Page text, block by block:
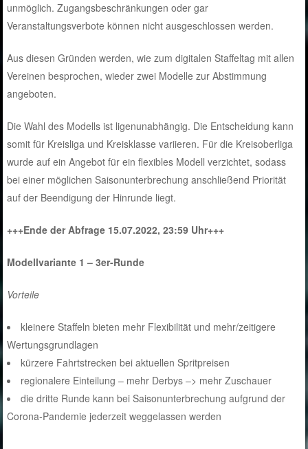
unmöglich. Zugangsbeschränkungen oder gar
Veranstaltungsverbote können nicht ausgeschlossen werden.
Aus diesen Gründen werden, wie zum digitalen Staffeltag mit allen
Vereinen besprochen, wieder zwei Modelle zur Abstimmung
angeboten.
Die Wahl des Modells ist ligenunabhängig. Die Entscheidung kann
somit für Kreisliga und Kreisklasse variieren. Für die Kreisoberliga
wurde auf ein Angebot für ein flexibles Modell verzichtet, sodass
bei einer möglichen Saisonunterbrechung anschließend Priorität
auf der Beendigung der Hinrunde liegt.
+++Ende der Abfrage 15.07.2022, 23:59 Uhr+++
Modellvariante 1 – 3er-Runde
Vorteile
kleinere Staffeln bieten mehr Flexibilität und mehr/zeitigere
Wertungsgrundlagen
kürzere Fahrtstrecken bei aktuellen Spritpreisen
regionalere Einteilung – mehr Derbys –> mehr Zuschauer
die dritte Runde kann bei Saisonunterbrechung aufgrund der
Corona-Pandemie jederzeit weggelassen werden